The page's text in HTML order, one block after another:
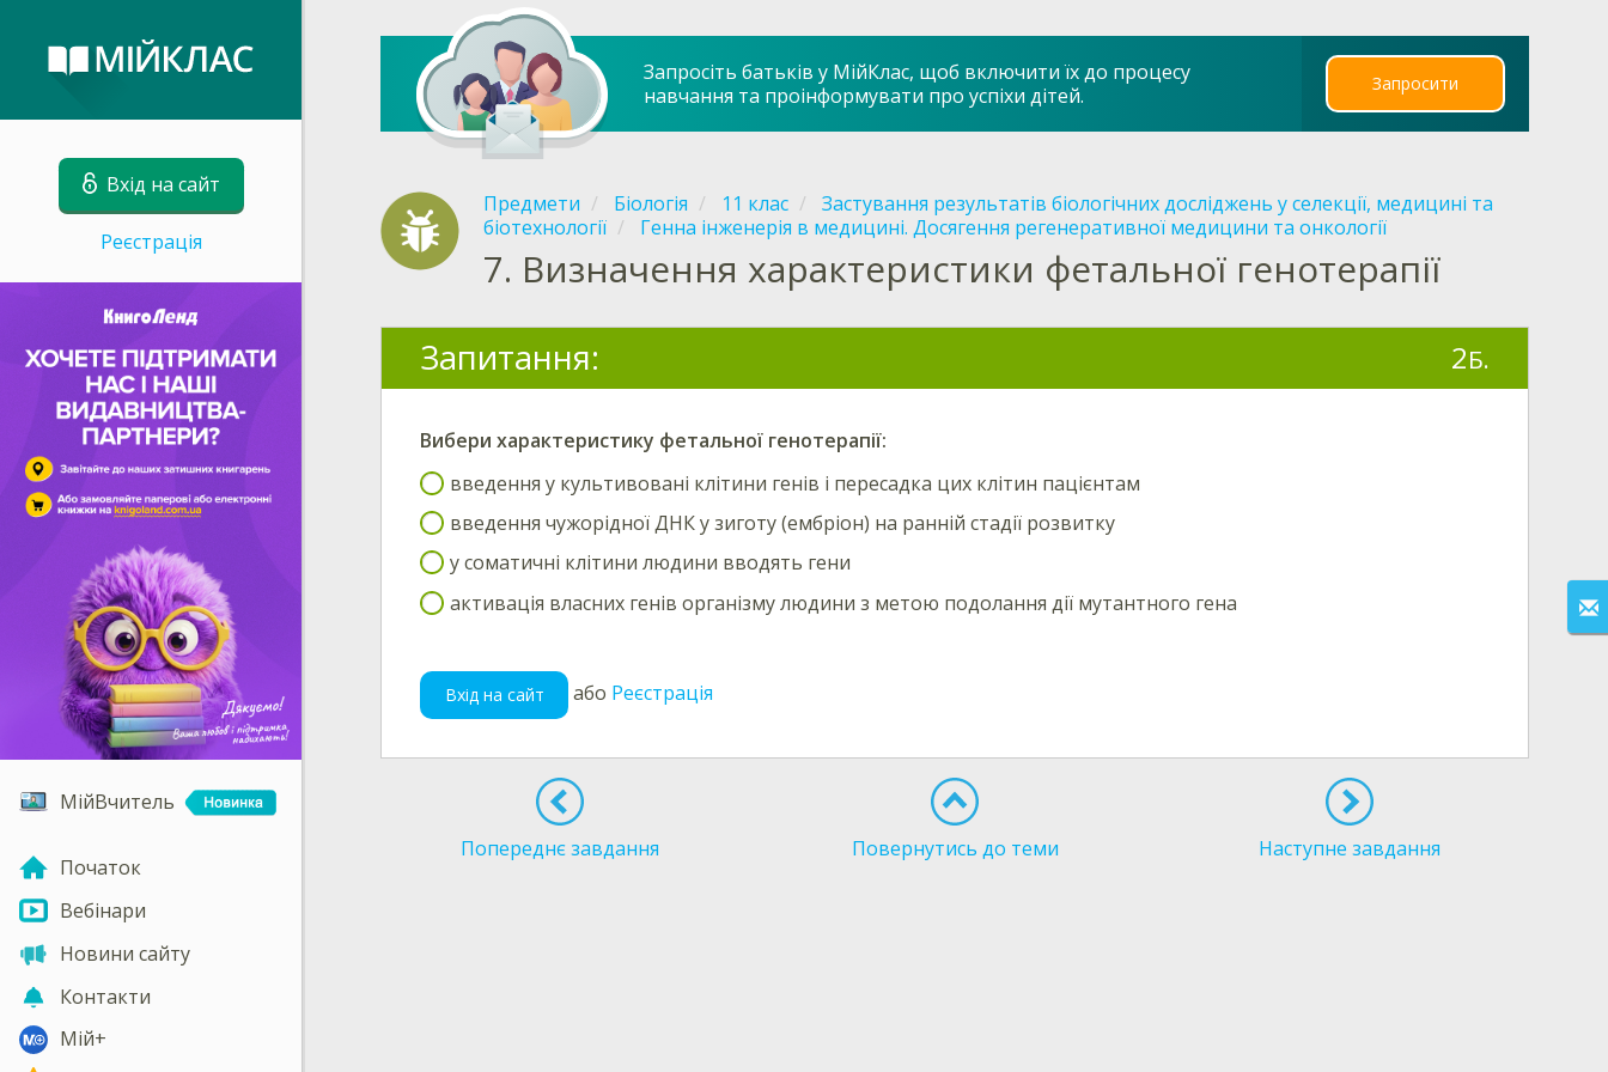
Вхід на сайт
Реєстрація
МійВчитель
Початок
Вебінари
Новини сайту
Контакти
Мій+
Запросіть батьків у МійКлас, щоб включити їх до процесу
навчання та проінформувати про успіхи дітей.
Запросити
Предмети Біологія 11 клас
Застування результатів біологічних досліджень у селекції, медицині та
біотехнології
Генна інженерія в медицині. Досягення регенеративної медицини та онкології
7. Визначення характеристики фетальної генотерапії
Запитання: 2Б.
Вибери характеристику фетальної генотерапії:
введення у культивовані клітини генів і пересадка цих клітин пацієнтам
введення чужорідної ДНК у зиготу (ембріон) на ранній cтадії розвитку
у соматичні клітини людини вводять гени
активація власних генів організму людини з метою подолання дії мутантного гена
Вхід на сайт або Реєстрація
Попереднє завдання Повернутись до теми Наступне завдання